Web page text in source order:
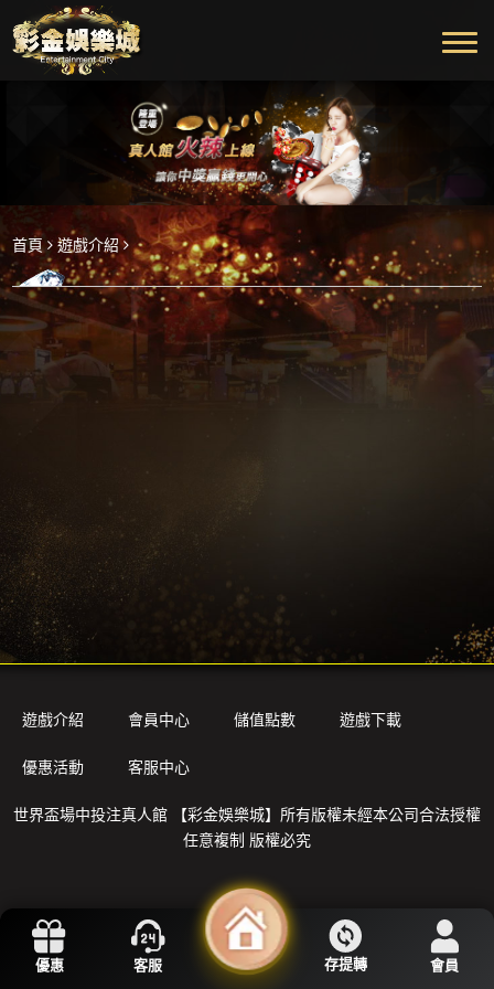
首頁 遊戲介紹
遊戲介紹 會員中心 儲值點數 遊戲下載
優惠活動 客服中心
世界盃場中投注真人館
【彩金娛樂城】所有版權未經本公司合法授權
任意複制 版權必究
優惠 客服 存提轉 會員